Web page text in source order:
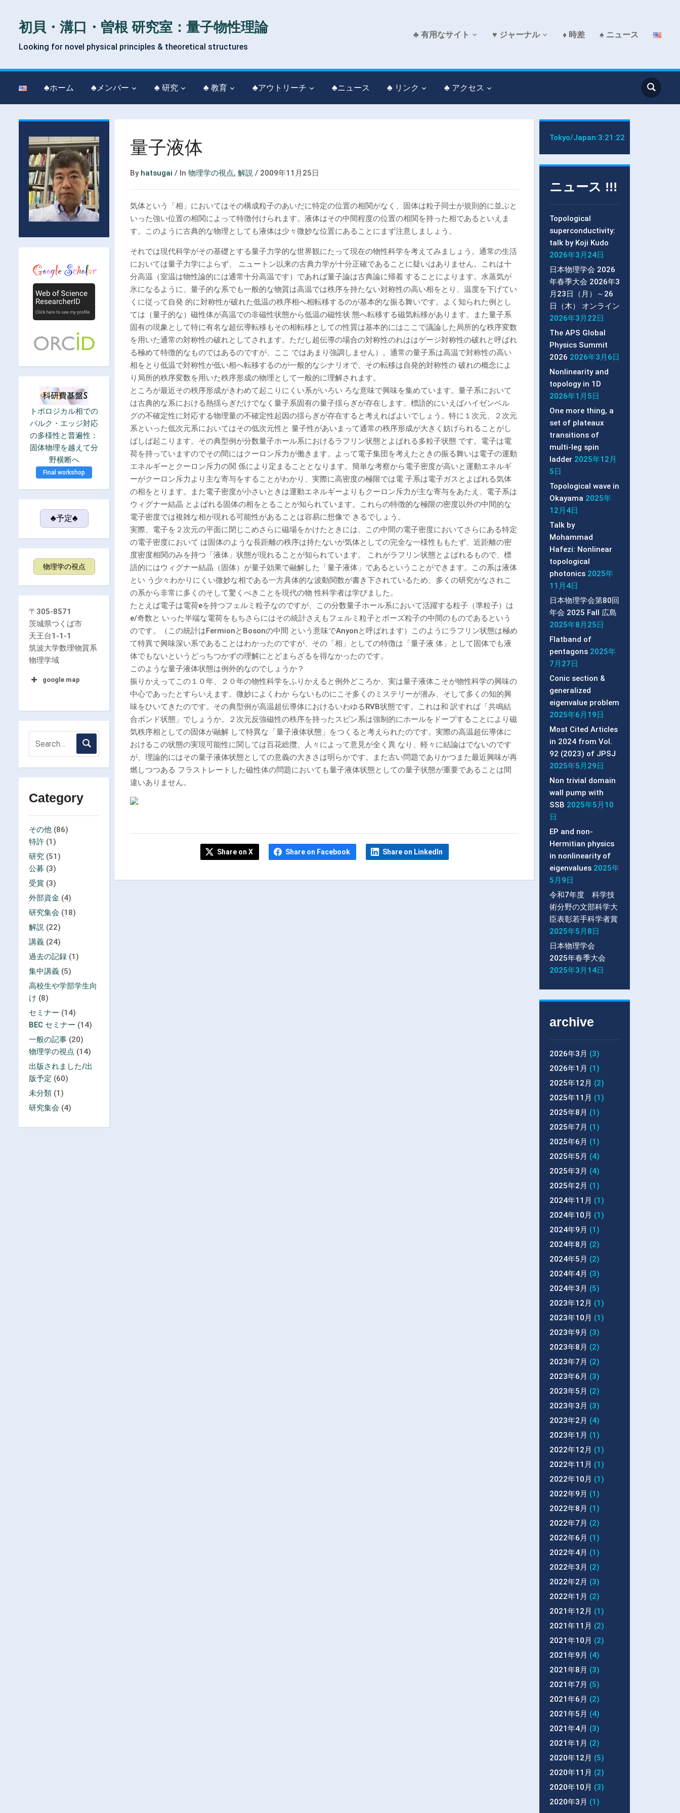
初貝・溝口・曽根 研究室：量子物性理論
Looking for novel physical principles & theoretical structures
♣ 有用なサイト ♥ ジャーナル ♦ 時差 ♠ ニュース
♣ホーム ♣メンバー ♣ 研究 ♣ 教育 ♣アウトリーチ ♣ニュース ♣ リンク ♣ アクセス
トポロジカル相での
バルク・エッジ対応
の多様性と普遍性：
固体物理を越えて分
野横断へ
Final workshop
♣予定♣
物理学の視点
〒305-8571
茨城県つくば市
天王台1-1-1
筑波大学数理物質系
物理学域
google map
Category
その他 (86)
特許 (1)
研究 (51)
公募 (3)
受賞 (3)
外部資金 (4)
研究集会 (18)
解説 (22)
講義 (24)
過去の記録 (1)
集中講義 (5)
高校生や学部学生向
け (8)
セミナー (14)
BEC セミナー (14)
一般の記事 (20)
物理学の視点 (14)
出版されました/出
版予定 (60)
未分類 (1)
研究集会 (4)
量子液体
By hatsugai / In物理学の視点,解説 / 2009年11月25日
気体という「相」においてはその構成粒子のあいだに特定の位置の相関がなく、固体は粒子同士が規則的に並ぶと
いった強い位置の相関によって特徴付けられます。液体はその中間程度の位置の相関を持った相であるといえま
す。このように古典的な物理としても液体は少々微妙な位置にあることにまず注意しましょう。
それでは現代科学がその基礎とする量子力学的な世界観にたって現在の物性科学を考えてみましょう。通常の生活
においては量子力学によらず、 ニュートン以来の古典力学が十分正確であることに疑いはありません。これは十
分高温（室温は物性論的には通常十分高温です）であれば量子論は古典論に帰着 することによります。水蒸気が
氷になるように、量子的な系でも一般的な物質は高温では秩序を持たない対称性の高い相をとり、温度を下げてい
くに従って自発 的に対称性が破れた低温の秩序相へ相転移するのが基本的な振る舞いです。よく知られた例とし
ては（量子的な）磁性体が高温での非磁性状態から低温の磁性状 態へ転移する磁気転移があります。また量子系
固有の現象として特に有名な超伝導転移もその相転移としての性質は基本的にはここで議論した局所的な秩序変数
を用いた通常の対称性の破れとしてされます。ただし超伝導の場合の対称性のれははゲージ対称性の破れと呼ばれ
る極めて特徴的なものではあるのですが、ここ ではあまり強調しません）。通常の量子系は高温で対称性の高い
相をとり低温で対称性が低い相へ転移するのが一般的なシナリオで、その転移は自発的対称性の 破れの概念によ
り局所的秩序変数を用いた秩序形成の物理として一般的に理解されます。
ところが最近その秩序形成がきわめて起こりにくい系がいろい ろな意味で興味を集めています。量子系において
は古典的な系における熱揺らぎだけでなく量子系固有の量子揺らぎが存在します。標語的にいえばハイゼンベル
グの不確定性に対応する物理量の不確定性起因の揺らぎが存在すると考えればよいでしょう。特に１次元、２次元
系といった低次元系においてはその低次元性と 量子性があいまって通常の秩序形成が大きく妨げられることがし
ばしば起こります。その典型例が分数量子ホール系におけるラフリン状態とよばれる多粒子状態 です。電子は電
荷を持っていますのでその間にはクーロン斥力が働きます。よって電子集団を考えたときの振る舞いは電子の運動
エネルギーとクーロン斥力の関 係により定まることとなります。簡単な考察から電子密度が高いと運動エネルギ
ーがクーロン斥力より主な寄与をすることがわかり、実際に高密度の極限では電 子系は電子ガスとよばれる気体
の相をとります。また電子密度が小さいときは運動エネルギーよりもクーロン斥力が主な寄与をあたえ、電子系は
ウィグナー結晶 とよばれる固体の相をとることが知られています。これらの特徴的な極限の密度以外の中間的な
電子密度では複雑な相が現れる可能性があることは容易に想像で きるでしょう。
実際、電子を２次元の平面に閉じこめさらに磁場をかけたときには、この中間の電子密度においてさらにある特定
の電子密度において は固体のような長距離の秩序は持たないが気体としての完全な一様性ももたず、近距離の密
度密度相関のみを持つ「液体」状態が現れることが知られています。 これがラフリン状態とよばれるもので、標
語的にはウィグナー結晶（固体）が量子効果で融解した「量子液体」であるということができます。この系は液体
とい う少々わかりにくい微妙な相である一方具体的な波動関数が書き下されているため、多くの研究がなされこ
の系から非常に多くのそして驚くべきことを現代の物 性科学者は学びました。
たとえば電子は電荷eを持つフェルミ粒子なのですが、この分数量子ホール系において活躍する粒子（準粒子）は
e/奇数と いった半端な電荷をもちさらにはその統計さえもフェルミ粒子とボーズ粒子の中間のものであるという
のです。（この統計はFermionとBosonの中間 という意味でAnyonと呼ばれます）このようにラフリン状態は極め
て特異で興味深い系であることはわかったのですが、その「相」としての特徴は「量子液 体」として固体でも液
体でもないというどっちつかずの理解にとどまらざるを得なかったのです。
このような量子液体状態は例外的なのでしょうか？
振りかえってこの１０年、２０年の物性科学をふりかえると例外どころか、実は量子液体こそが物性科学の興味の
中心であったとすらいえます。微妙によくわか らないものにこそ多くのミステリーが潜み、そして多くの知的興
味をひいてきたのです。その典型例が高温超伝導体におけるいわゆるRVB状態です。これは和 訳すれば「共鳴結
合ボンド状態」でしょうか。２次元反強磁性の秩序を持ったスピン系は強制的にホールをドープすることにより磁
気秩序相としての固体が融解 して特異な「量子液体状態」をつくると考えられたのです。実際の高温超伝導体に
おけるこの状態の実現可能性に関しては百花総攬、人々によって意見が全く異 なり、軽々に結論はでないのです
が、理論的にはその量子液体状態としての意義の大きさは明らかです。また古い問題でありかつまた最近興味が再
燃しつつある フラストレートした磁性体の問題においても量子液体状態としての量子状態が重要であることは間
違いありません。
Share on X Share on Facebook Share on LinkedIn
Tokyo/Japan:3:21:22
ニュース !!!
Topological
superconductivity:
talk by Koji Kudo
2026年3月24日
日本物理学会 2026
年春季大会 2026年3
月23日（月）～26
日（木） オンライン
2026年3月22日
The APS Global
Physics Summit
2026 2026年3月6日
Nonlinearity and
topology in 1D
2026年1月5日
One more thing, a
set of plateaux
transitions of
multi-leg spin
ladder 2025年12月
5日
Topological wave in
Okayama 2025年
12月4日
Talk by
Mohammad
Hafezi: Nonlinear
topological
photonics 2025年
11月4日
日本物理学会第80回
年会 2025 Fall 広島
2025年8月25日
Flatband of
pentagons 2025年
7月27日
Conic section &
generalized
eigenvalue problem
2025年6月19日
Most Cited Articles
in 2024 from Vol.
92 (2023) of JPSJ
2025年5月29日
Non trivial domain
wall pump with
SSB 2025年5月10
日
EP and non-
Hermitian physics
in nonlinearity of
eigenvalues 2025年
5月9日
令和7年度 科学技
術分野の文部科学大
臣表彰若手科学者賞
2025年5月8日
日本物理学会
2025年春季大会
2025年3月14日
archive
2026年3月 (3)
2026年1月 (1)
2025年12月 (2)
2025年11月 (1)
2025年8月 (1)
2025年7月 (1)
2025年6月 (1)
2025年5月 (4)
2025年3月 (4)
2025年2月 (1)
2024年11月 (1)
2024年10月 (1)
2024年9月 (1)
2024年8月 (2)
2024年5月 (2)
2024年4月 (3)
2024年3月 (5)
2023年12月 (1)
2023年10月 (1)
2023年9月 (3)
2023年8月 (2)
2023年7月 (2)
2023年6月 (3)
2023年5月 (2)
2023年3月 (3)
2023年2月 (4)
2023年1月 (1)
2022年12月 (1)
2022年11月 (1)
2022年10月 (1)
2022年9月 (1)
2022年8月 (1)
2022年7月 (2)
2022年6月 (1)
2022年4月 (1)
2022年3月 (2)
2022年2月 (3)
2022年1月 (2)
2021年12月 (1)
2021年11月 (2)
2021年10月 (2)
2021年9月 (4)
2021年8月 (3)
2021年7月 (5)
2021年6月 (2)
2021年5月 (4)
2021年4月 (3)
2021年1月 (2)
2020年12月 (5)
2020年11月 (2)
2020年10月 (3)
2020年3月 (1)